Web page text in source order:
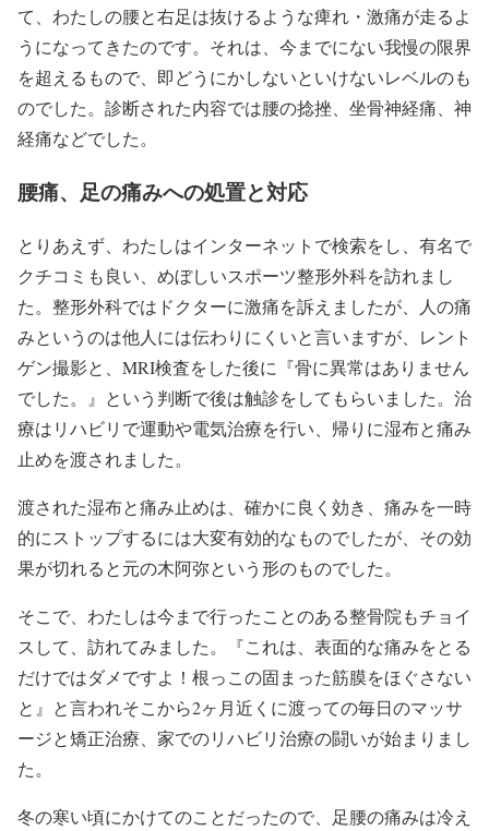
て、わたしの腰と右足は抜けるような痺れ・激痛が走るよ
うになってきたのです。それは、今までにない我慢の限界
を超えるもので、即どうにかしないといけないレベルのも
のでした。診断された内容では腰の捻挫、坐骨神経痛、神
経痛などでした。
腰痛、足の痛みへの処置と対応
とりあえず、わたしはインターネットで検索をし、有名で
クチコミも良い、めぼしいスポーツ整形外科を訪れまし
た。整形外科ではドクターに激痛を訴えましたが、人の痛
みというのは他人には伝わりにくいと言いますが、レント
ゲン撮影と、MRI検査をした後に『骨に異常はありません
でした。』という判断で後は触診をしてもらいました。治
療はリハビリで運動や電気治療を行い、帰りに湿布と痛み
止めを渡されました。
渡された湿布と痛み止めは、確かに良く効き、痛みを一時
的にストップするには大変有効的なものでしたが、その効
果が切れると元の木阿弥という形のものでした。
そこで、わたしは今まで行ったことのある整骨院もチョイ
スして、訪れてみました。『これは、表面的な痛みをとる
だけではダメですよ！根っこの固まった筋膜をほぐさない
と』と言われそこから2ヶ月近くに渡っての毎日のマッサ
ージと矯正治療、家でのリハビリ治療の闘いが始まりまし
た。
冬の寒い頃にかけてのことだったので、足腰の痛みは冷え